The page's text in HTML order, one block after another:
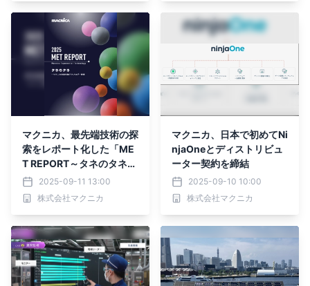
マクニカ、最先端技術の探
索をレポート化した「ME
T REPORT～タネのタネ」
発行へ2025-09-11 13:00
株式会社マクニカ
マクニカ、日本で初めてNi
njaOneとディストリビュ
ーター契約を締結
2025-09-10 10:00
株式会社マクニカ